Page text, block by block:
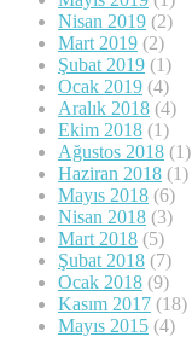
Nisan 2019 (2)
Mart 2019 (2)
Şubat 2019 (1)
Ocak 2019 (4)
Aralık 2018 (4)
Ekim 2018 (1)
Ağustos 2018 (1)
Haziran 2018 (1)
Mayıs 2018 (6)
Nisan 2018 (3)
Mart 2018 (5)
Şubat 2018 (7)
Ocak 2018 (9)
Kasım 2017 (18)
Mayıs 2015 (4)